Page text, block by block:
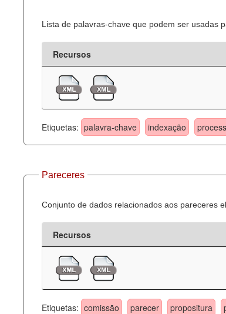
Lista de palavras-chave que podem ser usadas
Recursos
Etiquetas: palavra-chave indexação
Pareceres
Conjunto de dados relacionados aos pareceres
Recursos
Etiquetas: comissão parecer propositura